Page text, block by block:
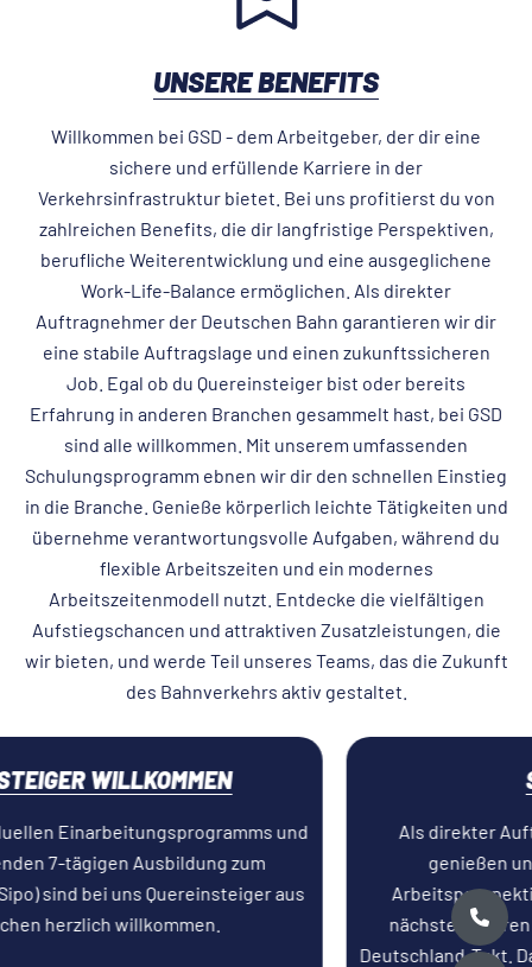
UNSERE BENEFITS
Willkommen bei GSD - dem Arbeitgeber, der dir eine
sichere und erfüllende Karriere in der
Verkehrsinfrastruktur bietet. Bei uns profitierst du von
zahlreichen Benefits, die dir langfristige Perspektiven,
berufliche Weiterentwicklung und eine ausgeglichene
Work-Life-Balance ermöglichen. Als direkter
Auftragnehmer der Deutschen Bahn garantieren wir dir
eine stabile Auftragslage und einen zukunftssicheren
Job. Egal ob du Quereinsteiger bist oder bereits
Erfahrung in anderen Branchen gesammelt hast, bei GSD
sind alle willkommen. Mit unserem umfassenden
Schulungsprogramm ebnen wir dir den schnellen Einstieg
in die Branche. Genieße körperlich leichte Tätigkeiten und
übernehme verantwortungsvolle Aufgaben, während du
flexible Arbeitszeiten und ein modernes
Arbeitszeitenmodell nutzt. Entdecke die vielfältigen
Aufstiegschancen und attraktiven Zusatzleistungen, die
wir bieten, und werde Teil unseres Teams, das die Zukunft
des Bahnverkehrs aktiv gestaltet.
SICHERER JOB
Als direkter Auftragnehmer der Deutschen Bahn
genießen unsere Mitarbeiter eine sichere
Arbeitsperspektive. Die Deutsch Bahn plant in den
nächsten Jahren noch viele Umsetzungen, z.B. den
Deutschland-Takt. Daher können wir mit Sicherheit sagen,